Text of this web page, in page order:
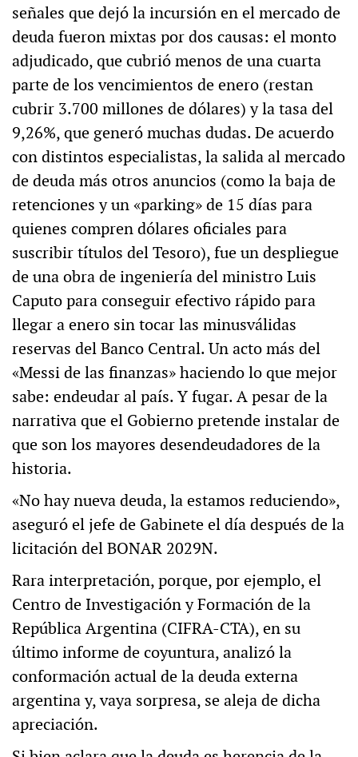
señales que dejó la incursión en el mercado de
deuda fueron mixtas por dos causas: el monto
adjudicado, que cubrió menos de una cuarta
parte de los vencimientos de enero (restan
cubrir 3.700 millones de dólares) y la tasa del
9,26%, que generó muchas dudas. De acuerdo
con distintos especialistas, la salida al mercado
de deuda más otros anuncios (como la baja de
retenciones y un «parking» de 15 días para
quienes compren dólares oficiales para
suscribir títulos del Tesoro), fue un despliegue
de una obra de ingeniería del ministro Luis
Caputo para conseguir efectivo rápido para
llegar a enero sin tocar las minusválidas
reservas del Banco Central. Un acto más del
«Messi de las finanzas» haciendo lo que mejor
sabe: endeudar al país. Y fugar. A pesar de la
narrativa que el Gobierno pretende instalar de
que son los mayores desendeudadores de la
historia.
«No hay nueva deuda, la estamos reduciendo»,
aseguró el jefe de Gabinete el día después de la
licitación del BONAR 2029N.
Rara interpretación, porque, por ejemplo, el
Centro de Investigación y Formación de la
República Argentina (CIFRA-CTA), en su
último informe de coyuntura, analizó la
conformación actual de la deuda externa
argentina y, vaya sorpresa, se aleja de dicha
apreciación.